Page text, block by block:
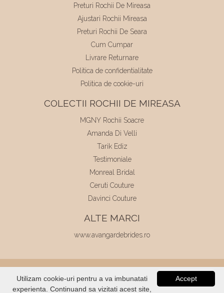
Preturi Rochii De Mireasa
Ajustari Rochii Mireasa
Preturi Rochii De Seara
Cum Cumpar
Livrare Returnare
Politica de confidentialitate
Politica de cookie-uri
COLECTII ROCHII DE MIREASA
MGNY Rochii Soacre
Amanda Di Velli
Tarik Ediz
Testimoniale
Monreal Bridal
Ceruti Couture
Davinci Couture
ALTE MARCI
www.avangardebrides.ro
© 2026Elite Mariaj | Toate drepturile
rezervate
Dezvoltat de Voitin.com
Accept
Utilizam cookie-uri pentru a va imbunatati
experienta. Continuand sa vizitati acest site,